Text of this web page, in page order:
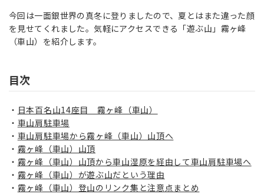
今回は一面銀世界の真冬に登りましたので、夏とはまた違った顔
を見せてくれました。気軽にアクセスできる「遊ぶ山」霧ヶ峰
（車山）を紹介します。
目次
日本百名山14座目 霧ヶ峰（車山）
車山肩駐車場
車山肩駐車場から霧ヶ峰（車山）山頂へ
霧ヶ峰（車山）山頂
霧ヶ峰（車山）山頂から車山湿原を経由して車山肩駐車場へ
霧ヶ峰（車山）が遊ぶ山だという理由
霧ヶ峰（車山）登山のリンク集と注意点まとめ